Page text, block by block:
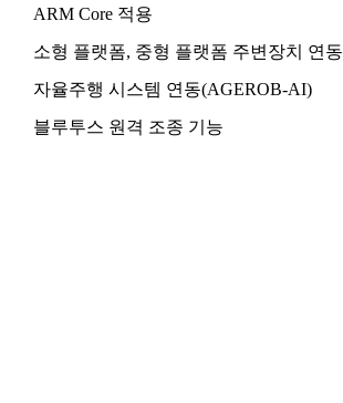
ARM Core 적용
소형 플랫폼, 중형 플랫폼 주변장치 연동
자율주행 시스템 연동(AGEROB-AI)
블루투스 원격 조종 기능